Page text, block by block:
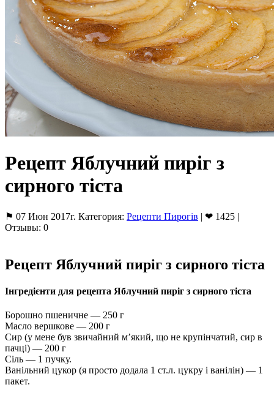
Рецепт Яблучний пиріг з
сирного тіста
⚑ 07 Июн 2017г. Категория: Рецепти Пирогів | ❤ 1425 |
Отзывы: 0
Рецепт Яблучний пиріг з сирного тіста
Інгредієнти для рецепта Яблучний пиріг з сирного тіста
Борошно пшеничне — 250 г
Масло вершкове — 200 г
Сир (у мене був звичайний м’який, що не крупінчатий, сир в
пачці) — 200 г
Сіль — 1 пучку.
Ванільний цукор (я просто додала 1 ст.л. цукру і ванілін) — 1
пакет.